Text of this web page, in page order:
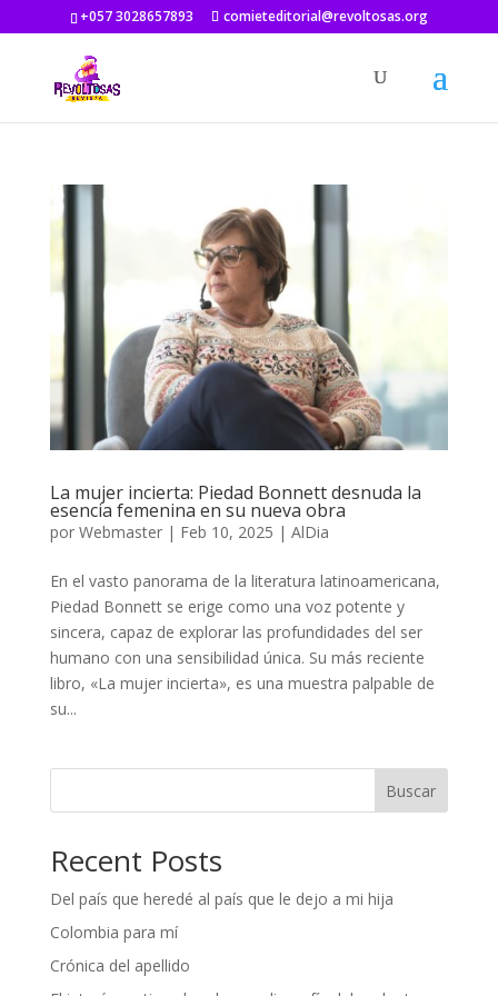
+057 3028657893 comieteditorial@revoltosas.org
La mujer incierta: Piedad Bonnett desnuda la
esencia femenina en su nueva obra
por Webmaster| Feb 10, 2025 | AlDia
En el vasto panorama de la literatura latinoamericana,
Piedad Bonnett se erige como una voz potente y
sincera, capaz de explorar las profundidades del ser
humano con una sensibilidad única. Su más reciente
libro, «La mujer incierta», es una muestra palpable de
su...
Buscar
Recent Posts
Del país que heredé al país que le dejo a mi hija
Colombia para mí
Crónica del apellido